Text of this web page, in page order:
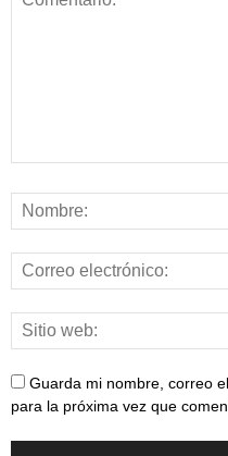
Guarda mi nombre, correo
para la próxima vez que